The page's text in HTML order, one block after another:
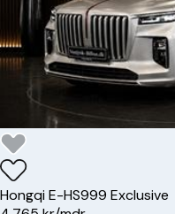
HongqiE-HS999 Exclusive